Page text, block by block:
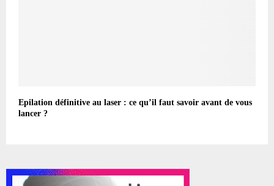
Epilation définitive au laser : ce qu’il faut savoir avant de vous
lancer ?